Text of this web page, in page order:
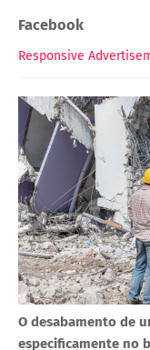
Facebook
Responsive
O desabamento de
especificamente no